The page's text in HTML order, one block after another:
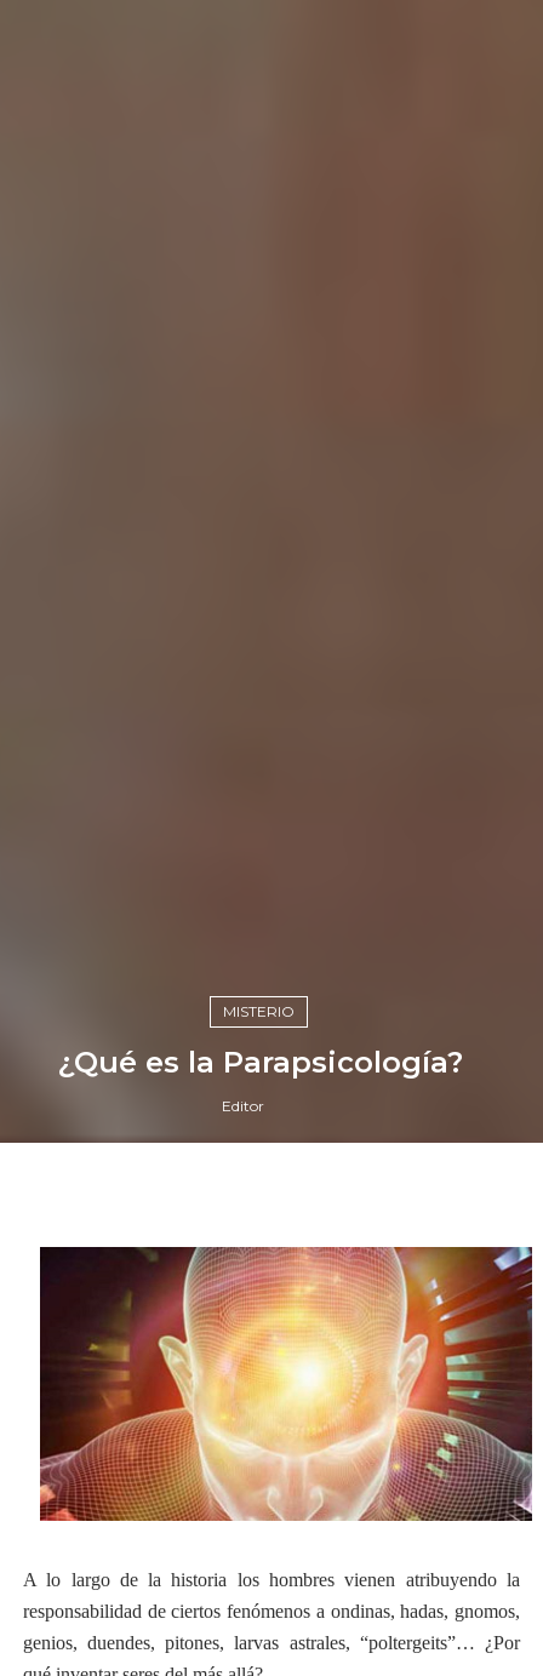
MISTERIO
¿Qué es la Parapsicología?
Editor
A lo largo de la historia los hombres vienen atribuyendo la
responsabilidad de ciertos fenómenos a ondinas, hadas, gnomos,
genios, duendes, pitones, larvas astrales, “poltergeits”… ¿Por